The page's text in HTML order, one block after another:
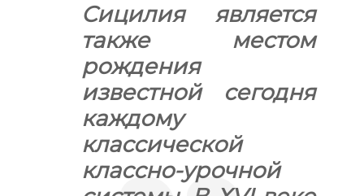
Сицилия является
также местом
рождения
известной сегодня
каждому
классической
классно-урочной